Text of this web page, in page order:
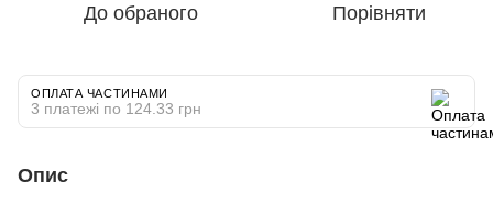
До обраного Порівняти
ОПЛАТА ЧАСТИНАМИ
3 платежі по 124.33 грн
Опис